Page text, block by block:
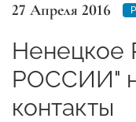
27 Апреля 2016
РОССИИ"
контакты